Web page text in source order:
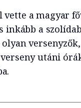
vette a magyar
inkább a
utáni